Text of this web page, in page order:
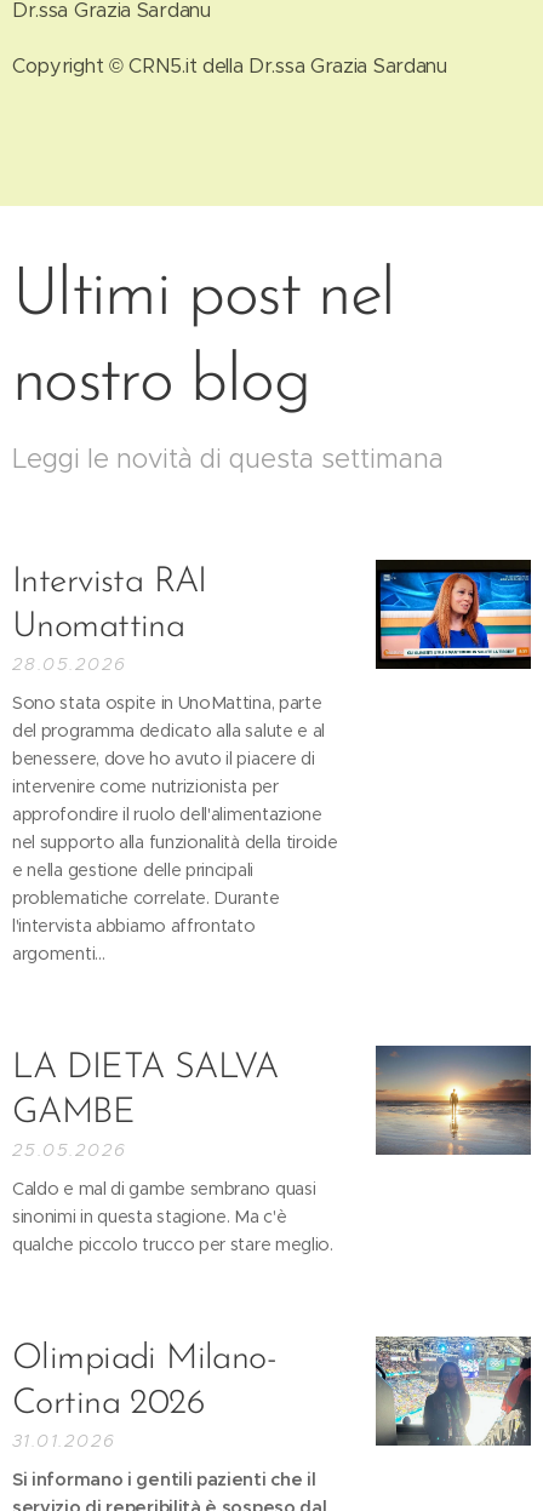
Dr.ssa Grazia Sardanu
Copyright © CRN5.it della Dr.ssa Grazia Sardanu
Ultimi post nel
nostro blog
Leggi le novità di questa settimana
Intervista RAI
Unomattina
28.05.2026
Sono stata ospite in UnoMattina, parte
del programma dedicato alla salute e al
benessere, dove ho avuto il piacere di
intervenire come nutrizionista per
approfondire il ruolo dell'alimentazione
nel supporto alla funzionalità della tiroide
e nella gestione delle principali
problematiche correlate. Durante
l'intervista abbiamo affrontato
argomenti...
LA DIETA SALVA
GAMBE
25.05.2026
Caldo e mal di gambe sembrano quasi
sinonimi in questa stagione. Ma c'è
qualche piccolo trucco per stare meglio.
Olimpiadi Milano-
Cortina 2026
31.01.2026
Si informano i gentili pazienti che il